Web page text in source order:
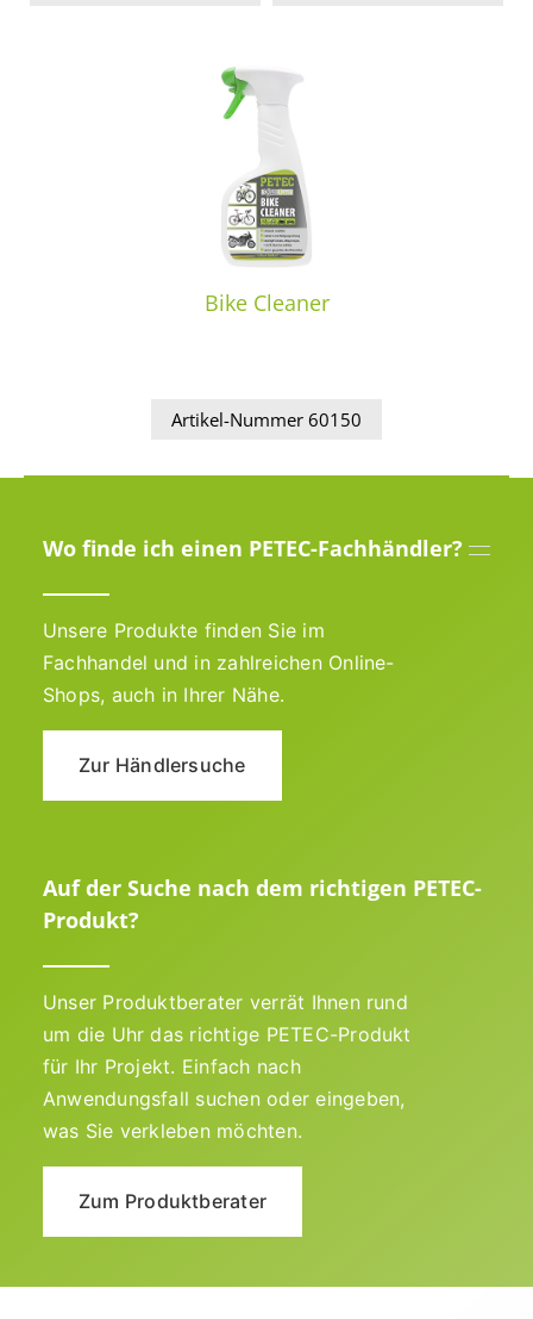
Bike Cleaner
Artikel-Nummer 60150
Wo finde ich einen PETEC-Fachhändler?
Unsere Produkte finden Sie im
Fachhandel und in zahlreichen Online-
Shops, auch in Ihrer Nähe.
Zur Händlersuche
Auf der Suche nach dem richtigen PETEC-
Produkt?
Unser Produktberater verrät Ihnen rund
um die Uhr das richtige PETEC-Produkt
für Ihr Projekt. Einfach nach
Anwendungsfall suchen oder eingeben,
was Sie verkleben möchten.
Zum Produktberater